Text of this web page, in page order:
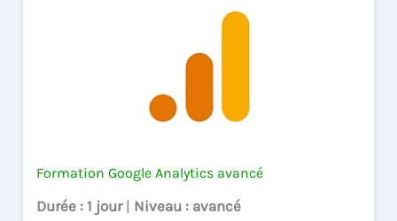
Formation Google Analytics avancé
Durée : 1 jour | Niveau : avancé